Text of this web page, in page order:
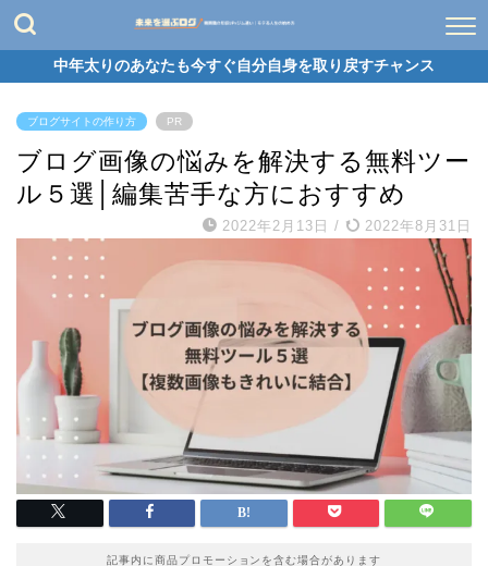
中年太りのあなたも今すぐ自分自身を取り戻すチャンス
ブログサイトの作り方 PR
ブログ画像の悩みを解決する無料ツー
ル５選│編集苦手な方におすすめ
2022年2月13日 / 2022年8月31日
記事内に商品プロモーションを含む場合があります